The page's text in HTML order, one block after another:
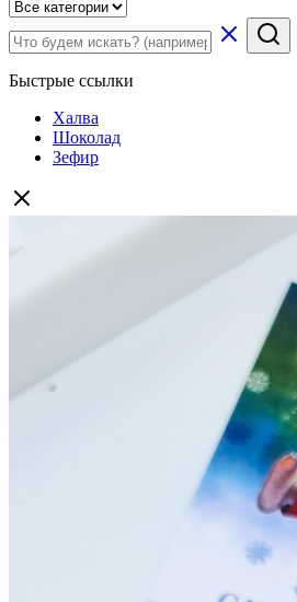
Быстрые ссылки
Халва
Шоколад
Зефир